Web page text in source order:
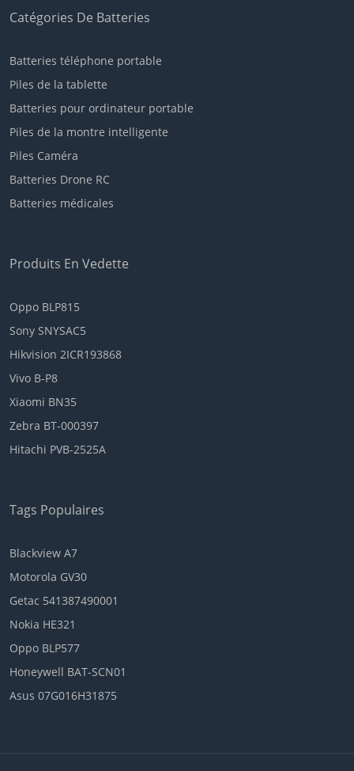
Catégories De Batteries
Batteries téléphone portable
Piles de la tablette
Batteries pour ordinateur portable
Piles de la montre intelligente
Piles Caméra
Batteries Drone RC
Batteries médicales
Produits En Vedette
Oppo BLP815
Sony SNYSAC5
Hikvision 2ICR193868
Vivo B-P8
Xiaomi BN35
Zebra BT-000397
Hitachi PVB-2525A
Tags Populaires
Blackview A7
Motorola GV30
Getac 541387490001
Nokia HE321
Oppo BLP577
Honeywell BAT-SCN01
Asus 07G016H31875